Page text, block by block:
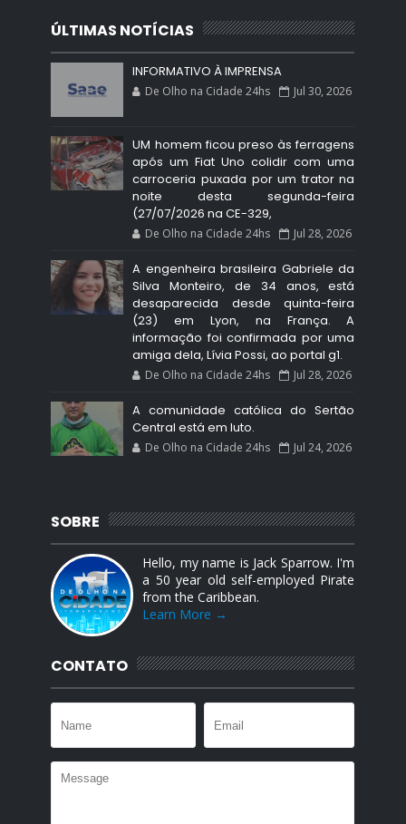
ÚLTIMAS NOTÍCIAS
INFORMATIVO À IMPRENSA
De Olho na Cidade 24hs Jul 30, 2026
UM homem ficou preso às ferragens
após um Fiat Uno colidir com uma
carroceria puxada por um trator na
noite desta segunda-feira
(27/07/2026 na CE-329,
De Olho na Cidade 24hs Jul 28, 2026
A engenheira brasileira Gabriele da
Silva Monteiro, de 34 anos, está
desaparecida desde quinta-feira
(23) em Lyon, na França. A
informação foi confirmada por uma
amiga dela, Lívia Possi, ao portal g1.
De Olho na Cidade 24hs Jul 28, 2026
A comunidade católica do Sertão
Central está em luto.
De Olho na Cidade 24hs Jul 24, 2026
SOBRE
Hello, my name is Jack Sparrow. I'm
a 50 year old self-employed Pirate
from the Caribbean.
Learn More →
CONTATO